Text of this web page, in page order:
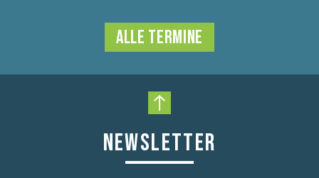
ALLE TERMINE
Nach oben scrollen
NEWSLETTER